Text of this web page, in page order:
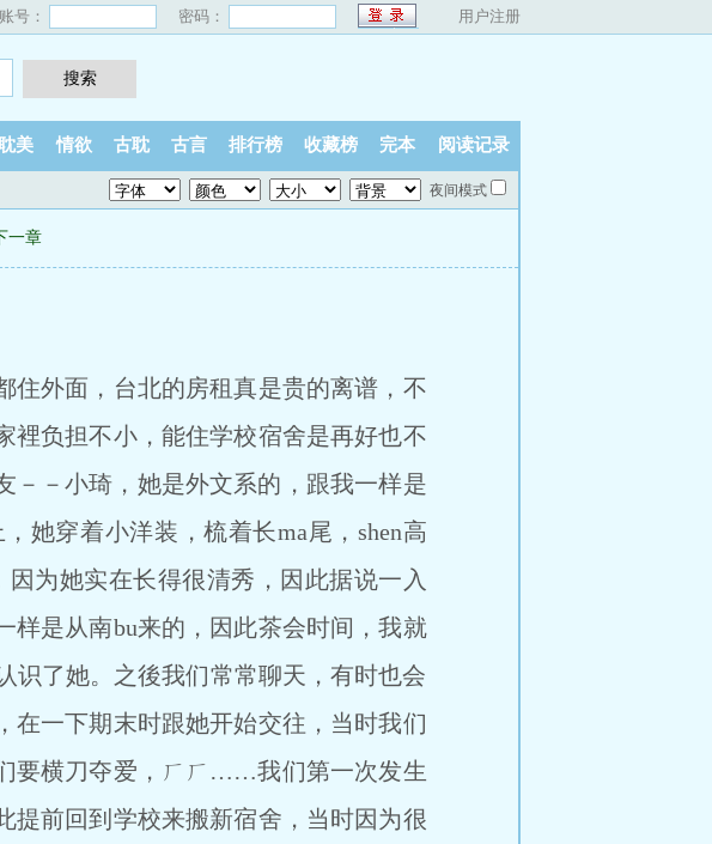
账号： 密码： 用户注册
美 情欲 古耽 古言 排行榜 收藏榜 完本 阅读记录
夜间模式
一章
住外面，台北的房租真是贵的离谱，不
裡负担不小，能住学校宿舍是再好也不
－－小琦，她是外文系的，跟我一样是
她穿着小洋装，梳着长ma尾，shen高
因为她实在长得很清秀，因此据说一入
样是从南bu来的，因此茶会时间，我就
了她。之後我们常常聊天，有时也会
在一下期末时跟她开始交往，当时我们
要横刀夺爱，ㄏㄏ……我们第一次发生
提前回到学校来搬新宿舍，当时因为很